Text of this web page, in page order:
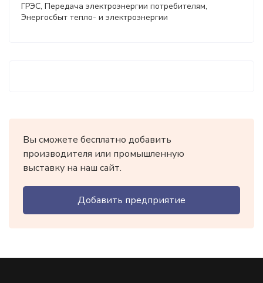
ГРЭС, Передача электроэнергии потребителям,
Энергосбыт тепло- и электроэнергии
Вы сможете бесплатно добавить
производителя или промышленную
выставку на наш сайт.
Добавить предприятие